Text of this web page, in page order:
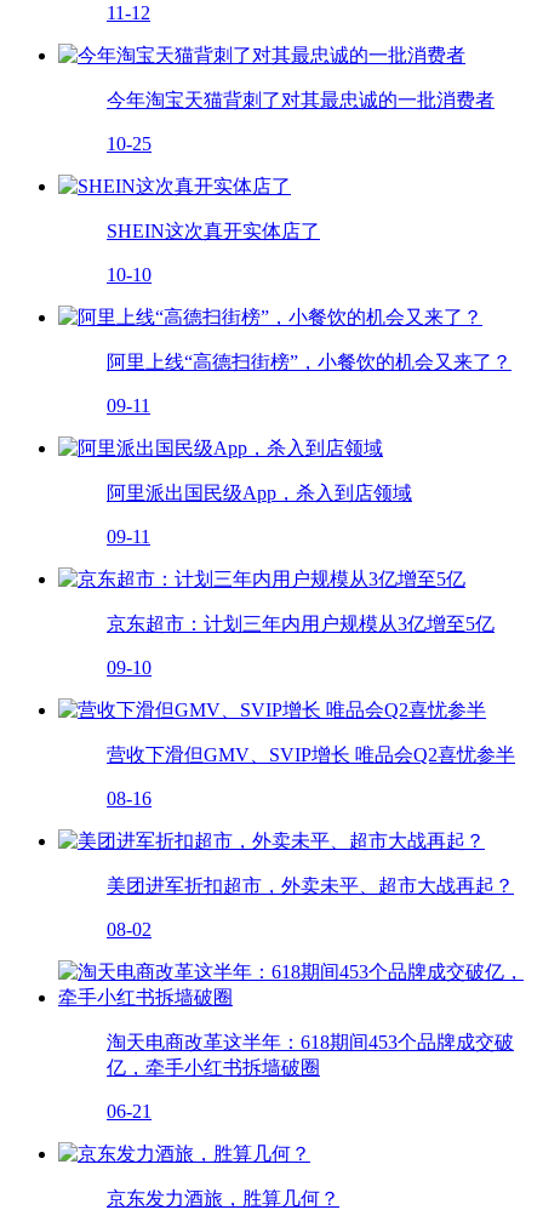
11-12
今年淘宝天猫背刺了对其最忠诚的一批消费者
10-25
SHEIN这次真开实体店了
10-10
阿里上线“高德扫街榜”，小餐饮的机会又来了？
09-11
阿里派出国民级App，杀入到店领域
09-11
京东超市：计划三年内用户规模从3亿增至5亿
09-10
营收下滑但GMV、SVIP增长 唯品会Q2喜忧参半
08-16
美团进军折扣超市，外卖未平、超市大战再起？
08-02
淘天电商改革这半年：618期间453个品牌成交破
亿，牵手小红书拆墙破圈
06-21
京东发力酒旅，胜算几何？